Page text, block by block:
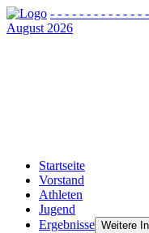
- - - - - - - - - - - - -
August 2026
Startseite
Vorstand
Athleten
Jugend
Ergebnisse Weitere